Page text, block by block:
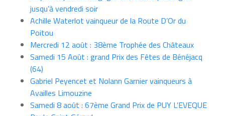
jusqu’à vendredi soir
Achille Waterlot vainqueur de la Route D’Or du
Poitou
Mercredi 12 août : 38ème Trophée des Châteaux
Samedi 15 Août : grand Prix des Fêtes de Bénéjacq
(64)
Gabriel Peyencet et Nolann Garnier vainqueurs à
Availles Limouzine
Samedi 8 août : 67ème Grand Prix de PUY L’EVEQUE